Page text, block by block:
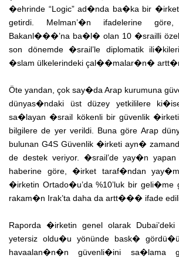
�ehrinde “Logic” ad�nda ba�ka bir
getirdi. Melman’�n ifadelerine
Bakanl���’na ba�l� olan 10 �srailli
son dönemde �srail’le diplomatik
�slam ülkelerindeki çal��malar�n�
Öte yandan, çok say�da Arap kurumuna
dünyas�ndaki üst düzey yetkililere
sa�layan �srail kökenli bir güvenlik
bilgilere de yer verildi. Buna göre Arap
bulunan G4S Güvenlik �irketi ayn�
de destek veriyor. �srail’de yay�n yapan
haberine göre, �irket taraf�ndan
�irketin Ortado�u’da %10’luk bir geli�me
rakam�n Irak’ta daha da artt��� ifade
Raporda �irketin genel olarak
yetersiz oldu�u yönünde bask�
havaalan�n�n güvenli�ini sa�lama